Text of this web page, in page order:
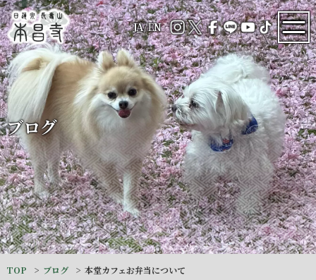
JA/EN
ブログ
TOP ブログ 本堂カフェお弁当について